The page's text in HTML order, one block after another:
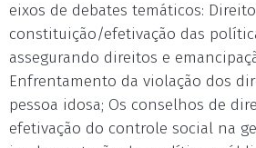
eixos de debates temáticos:
constituição/efetivação das
assegurando direitos e
Enfrentamento da violação dos
pessoa idosa; Os conselhos de
efetivação do controle social na